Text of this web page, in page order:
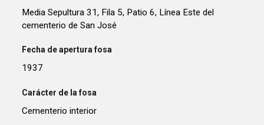
Media Sepultura 31, Fila 5, Patio 6, Línea Este del
cementerio de San José
Fecha de apertura fosa
1937
Carácter de la fosa
Cementerio interior